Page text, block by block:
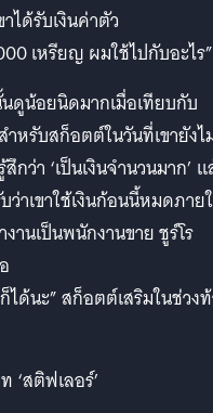
ได้รับเงินค่าตัว
เหรียญ ผมใช้ไปกับอะไร”
ดูน้อยนิดมากเมื่อเทียบกับ
หรับสก็อตต์ในวันที่เขายังไ
กว่า ‘เป็นเงินจำนวนมาก’
ว่าเขาใช้เงินก้อนนี้หมดภาย
านเป็นพนักงานขาย ชูร์โร
ด้นะ” สก็อตต์เสริมในช่วง
สติฟเลอร์’